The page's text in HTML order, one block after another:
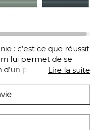
: c’est ce que réussit
lui permet de se
d’un profil légèrement
délimiter deux
un
Lire la suite